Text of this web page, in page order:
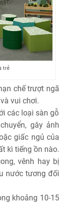
trẻ
chế trượt ngã
vui chơi.
các loại sàn gỗ
gây ảnh
giấc ngủ của
kì tiếng ồn nào.
vênh hay bị
nước tương đối
khoảng 10-15